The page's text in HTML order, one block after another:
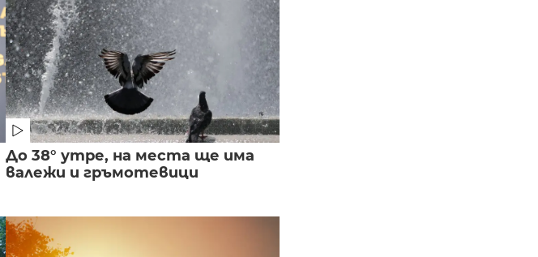
До 38° утре, на места ще има
валежи и гръмотевици